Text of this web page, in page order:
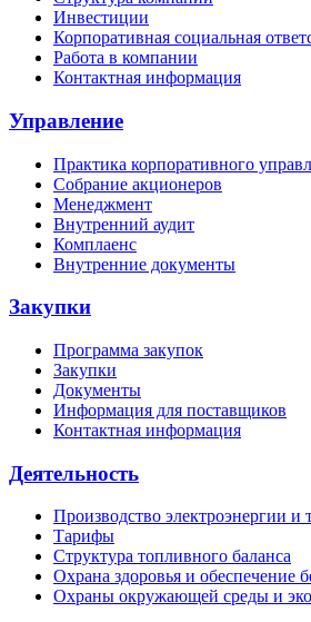
Инвестиции
Корпоративная социальная
Работа в компании
Контактная информация
Управление
Практика корпоративного
Собрание акционеров
Менеджмент
Внутренний аудит
Комплаенс
Внутренние документы
Закупки
Программа закупок
Закупки
Документы
Информация для поставщиков
Контактная информация
Деятельность
Производство электроэнергии и
Тарифы
Структура топливного баланса
Охрана здоровья и обеспечение
Охраны окружающей среды и